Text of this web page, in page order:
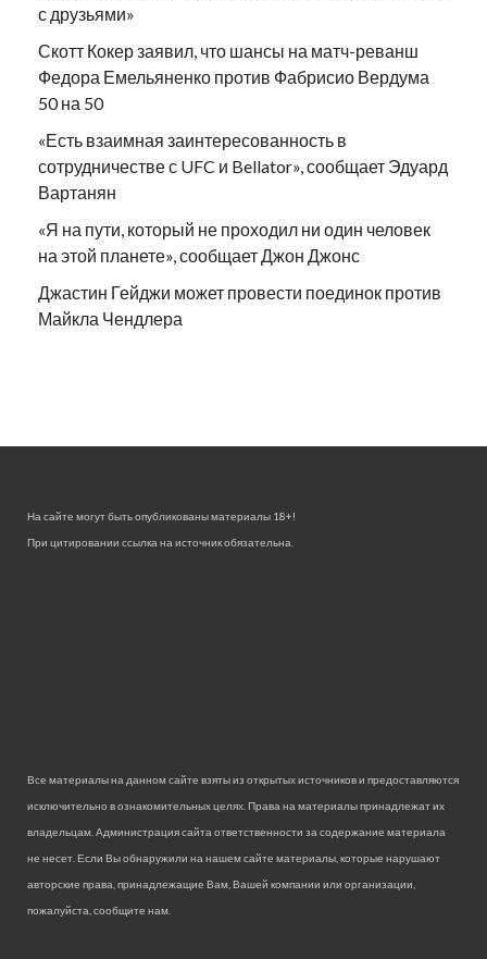
с друзьями»
Скотт Кокер заявил, что шансы на матч-реванш
Федора Емельяненко против Фабрисио Вердума
50 на 50
«Есть взаимная заинтересованность в
сотрудничестве с UFC и Bellator», сообщает Эдуард
Вартанян
«Я на пути, который не проходил ни один человек
на этой планете», сообщает Джон Джонс
Джастин Гейджи может провести поединок против
Майкла Чендлера
На сайте могут быть опубликованы материалы 18+!
При цитировании ссылка на источник обязательна.
Все материалы на данном сайте взяты из открытых источников и предоставляются
исключительно в ознакомительных целях. Права на материалы принадлежат их
владельцам. Администрация сайта ответственности за содержание материала
не несет. Если Вы обнаружили на нашем сайте материалы, которые нарушают
авторские права, принадлежащие Вам, Вашей компании или организации,
пожалуйста, сообщите нам.